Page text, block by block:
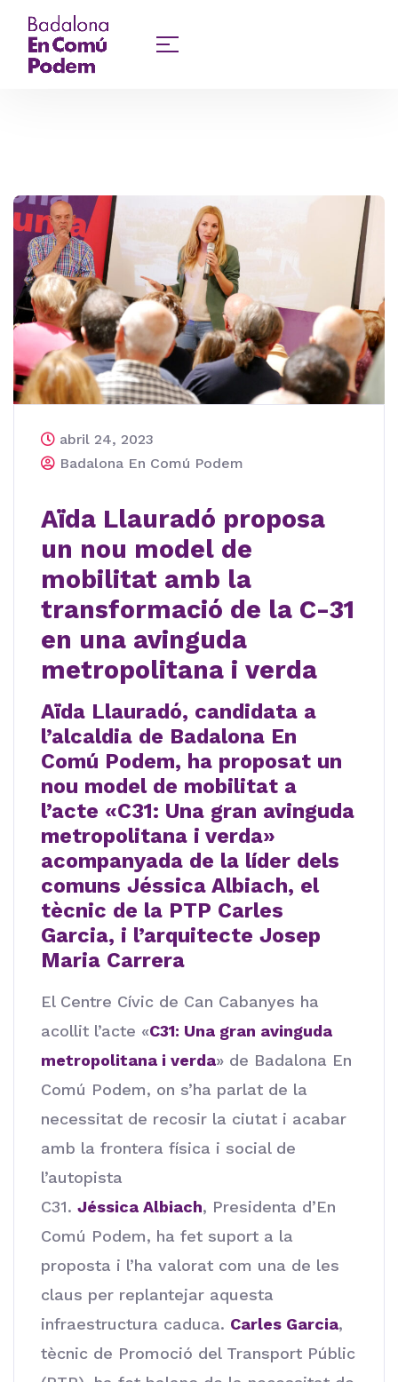
abril 24, 2023
Badalona En Comú Podem
Aïda Llauradó proposa
un nou model de
mobilitat amb la
transformació de la C-31
en una avinguda
metropolitana i verda
Aïda Llauradó, candidata a
l’alcaldia de Badalona En
Comú Podem, ha proposat un
nou model de mobilitat a
l’acte «C31: Una gran avinguda
metropolitana i verda»
acompanyada de la líder dels
comuns Jéssica Albiach, el
tècnic de la PTP Carles
Garcia, i l’arquitecte Josep
Maria Carrera
El Centre Cívic de Can Cabanyes ha
acollit l’acte «C31: Una gran avinguda
metropolitana i verda» de Badalona En
Comú Podem, on s’ha parlat de la
necessitat de recosir la ciutat i acabar
amb la frontera física i social de
l’autopista
C31. Jéssica Albiach, Presidenta d’En
Comú Podem, ha fet suport a la
proposta i l’ha valorat com una de les
claus per replantejar aquesta
infraestructura caduca. Carles Garcia,
tècnic de Promoció del Transport Públic